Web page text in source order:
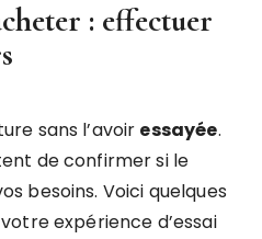
: effectuer
sans l’avoir essayée.
de confirmer si le
besoins. Voici quelques
expérience d’essai